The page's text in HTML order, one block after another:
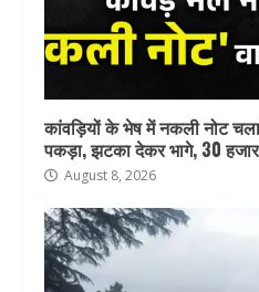
कांवड़ियों के भेष में नकली नोट
पकड़ा, झटका देकर भागे, 30
August 8, 2026